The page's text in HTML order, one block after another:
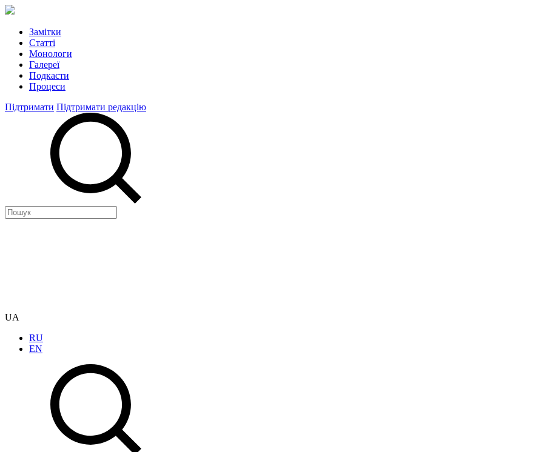
Замітки
Статті
Монологи
Галереї
Подкасти
Процеси
Підтримати Підтримати редакцію
UA
RU
EN